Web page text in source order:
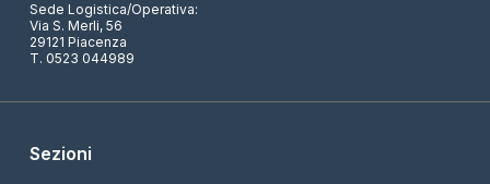
Sede Logistica/Operativa:
Via S. Merli, 56
29121 Piacenza
T. 0523 044989
Sezioni